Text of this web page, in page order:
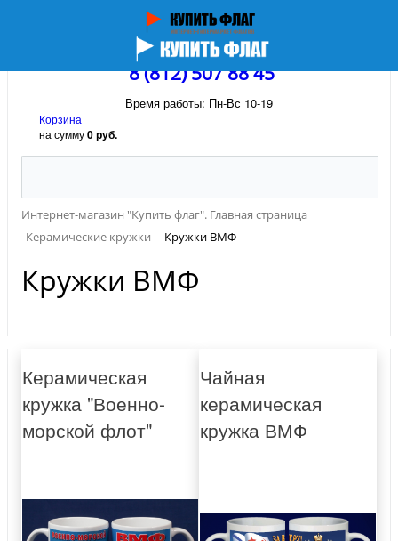
8 (812) 507 88 45
Время работы: Пн-Вс 10-19
Корзина
на сумму0 руб.
Интернет-магазин "Купить флаг". Главная страница
Керамические кружки
Кружки ВМФ
Кружки ВМФ
Керамическая
кружка "Военно-
морской флот"
Чайная
керамическая
кружка ВМФ